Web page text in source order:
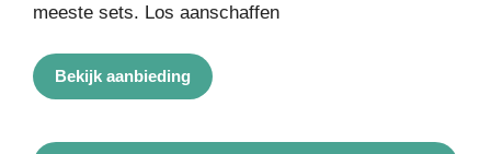
meeste sets. Los aanschaffen
Bekijk aanbieding